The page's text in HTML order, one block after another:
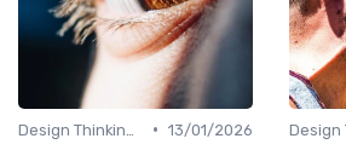
• 13/01/2026